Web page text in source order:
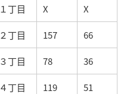
１丁目 X X
２丁目 157 66
３丁目 78 36
４丁目 119 51